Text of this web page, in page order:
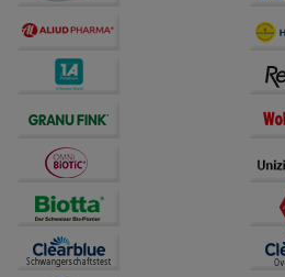
auf unserer Website aber auch
Drittseiten möglichst relevant
Bitte beachten Sie, dass Daten
Dritte wie z.B. Google oder